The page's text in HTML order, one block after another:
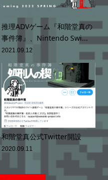
推理ADVゲーム『和階堂真の
事件簿』、Nintendo Swi...
2021.09.12
和階堂真公式Twitter開設
2020.09.11